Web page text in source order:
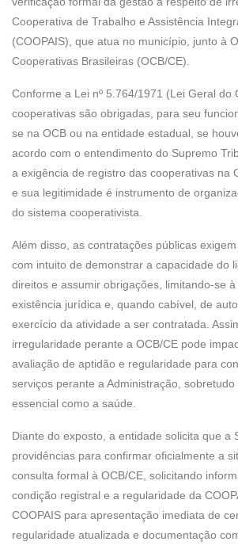
b
o
o
k
t
e
r
s
A
p
p
g
r
a
m
Cooperativa de Trabalho e Assistência
(COOPAIS), que atua no município, junto à
Cooperativas Brasileiras (OCB/CE).
Conforme a Lei nº 5.764/1971 (Lei Geral do
cooperativas são obrigadas, para seu
se na OCB ou na entidade estadual, se
acordo com o entendimento do Supremo
a exigência de registro das cooperativas na
e sua legitimidade é instrumento de
do sistema cooperativista.
Além disso, as contratações públicas
com intuito de demonstrar a capacidade do
direitos e assumir obrigações, limitando-se
existência jurídica e, quando cabível, de
exercício da atividade a ser contratada.
irregularidade perante a OCB/CE pode
avaliação de aptidão e regularidade para
serviços perante a Administração,
essencial como a saúde.
Diante do exposto, a entidade solicita que a
providências para confirmar oficialmente a
consulta formal à OCB/CE, solicitando
condição registral e a regularidade da
COOPAIS para apresentação imediata de
regularidade atualizada e documentação